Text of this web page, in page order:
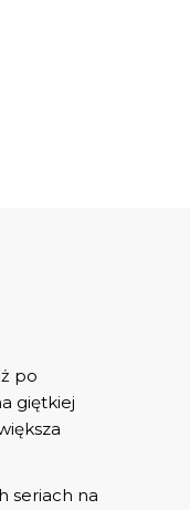
po
giętkiej
seriach na